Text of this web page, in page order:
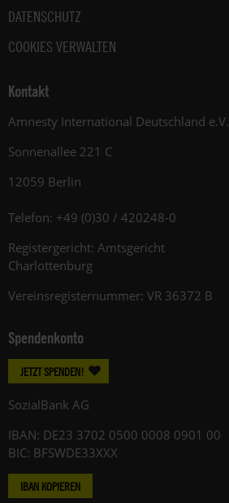
DATENSCHUTZ
COOKIES VERWALTEN
Kontakt
Amnesty International Deutschland e.V.
Sonnenallee 221 C
12059 Berlin
Telefon: +49 (0)30 / 420248-0
Registergericht: Amtsgericht
Charlottenburg
Vereinsregisternummer: VR 36372 B
Spendenkonto
JETZT SPENDEN!
SozialBank AG
IBAN: DE23 3702 0500 0008 0901 00
BIC: BFSWDE33XXX
IBAN KOPIEREN